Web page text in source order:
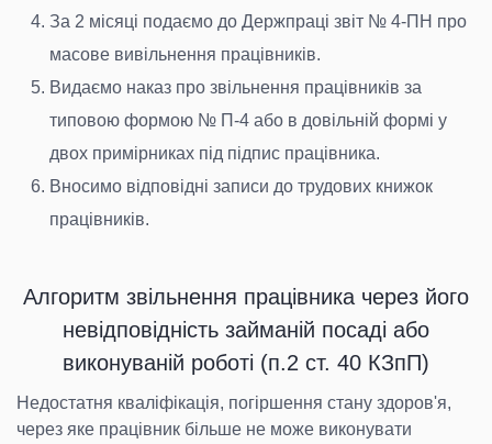
За 2 місяці подаємо до Держпраці звіт № 4-ПН про
масове вивільнення працівників.
Видаємо наказ про звільнення працівників за
типовою формою № П-4 або в довільній формі у
двох примірниках під підпис працівника.
Вносимо відповідні записи до трудових книжок
працівників.
Алгоритм звільнення працівника через його
невідповідність займаній посаді або
виконуваній роботі (п.2 ст. 40 КЗпП)
Недостатня кваліфікація, погіршення стану здоров'я,
через яке працівник більше не може виконувати